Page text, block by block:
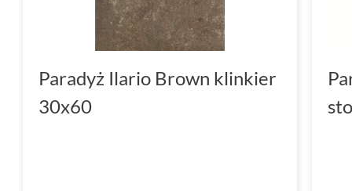
Paradyż Ilario Brown klinkier
30x60